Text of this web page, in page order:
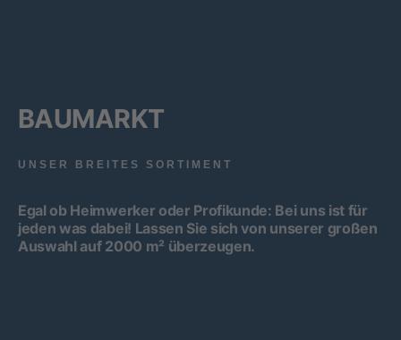
BAUMARKT
UNSER BREITES SORTIMENT
Egal ob Heimwerker oder Profikunde: Bei uns ist für
jeden was dabei! Lassen Sie sich von unserer großen
Auswahl auf 2000 m² überzeugen.